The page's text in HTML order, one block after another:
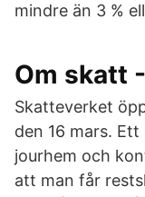
mindre än 3 %
Om skatt
Skatteverket
den 16 mars.
jourhem och
att man får